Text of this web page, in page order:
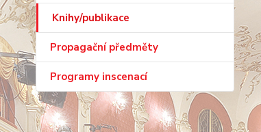
Knihy/publikace
Propagační předměty
Programy inscenací